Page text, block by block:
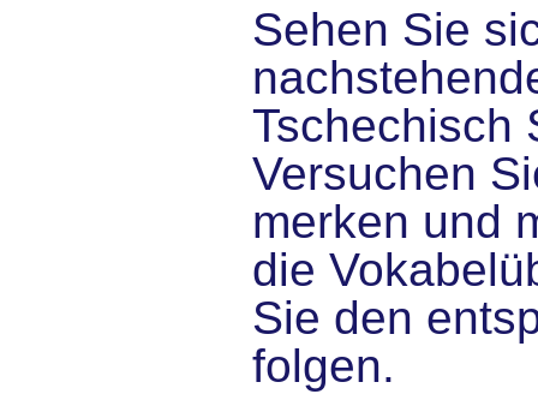
Sehen Sie
Tschechisch
Versuchen
merken und
die
Sie den
folgen.